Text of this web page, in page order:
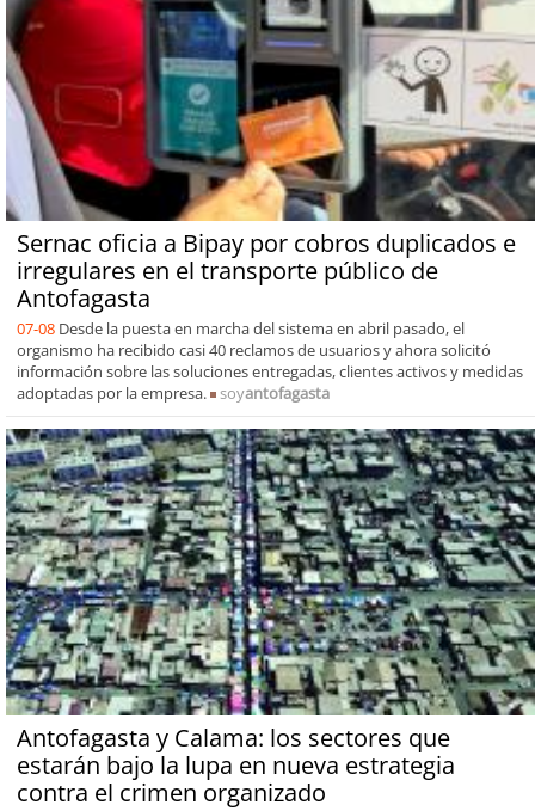
Sernac oficia a Bipay por cobros duplicados e
irregulares en el transporte público de
Antofagasta
07-08 Desde la puesta en marcha del sistema en abril pasado, el
organismo ha recibido casi 40 reclamos de usuarios y ahora solicitó
información sobre las soluciones entregadas, clientes activos y medidas
adoptadas por la empresa.
soyantofagasta
Antofagasta y Calama: los sectores que
estarán bajo la lupa en nueva estrategia
contra el crimen organizado